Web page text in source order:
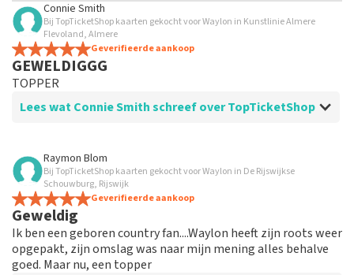
Connie Smith
Bij TopTicketShop kaarten gekocht voor Waylon in Kunstlinie Almere
Flevoland, Almere
Geverifieerde aankoop
GEWELDIGGG
TOPPER
Lees wat Connie Smith schreef over TopTicketShop
Beoordeling van Connie Smith over
Goed
Raymon Blom
Bij TopTicketShop kaarten gekocht voor Waylon in De Rijswijkse
Schouwburg, Rijswijk
Geverifieerde aankoop
Geweldig
Ik ben een geboren country fan....Waylon heeft zijn roots weer
opgepakt, zijn omslag was naar mijn mening alles behalve
goed. Maar nu, een topper